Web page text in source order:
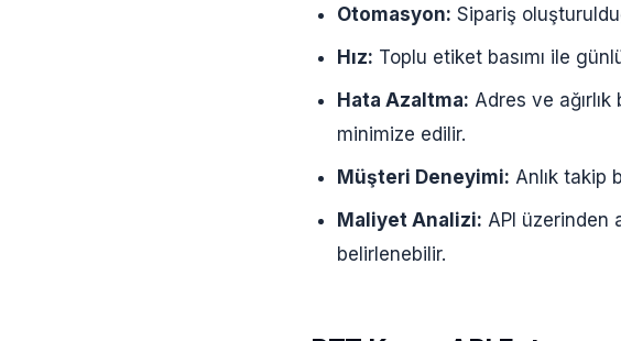
Otomasyon: Sipariş
Hız: Toplu etiket basımı ile
Hata Azaltma: Adres ve
minimize edilir.
Müşteri Deneyimi: Anlık takip
Maliyet Analizi: API üzerinden
belirlenebilir.